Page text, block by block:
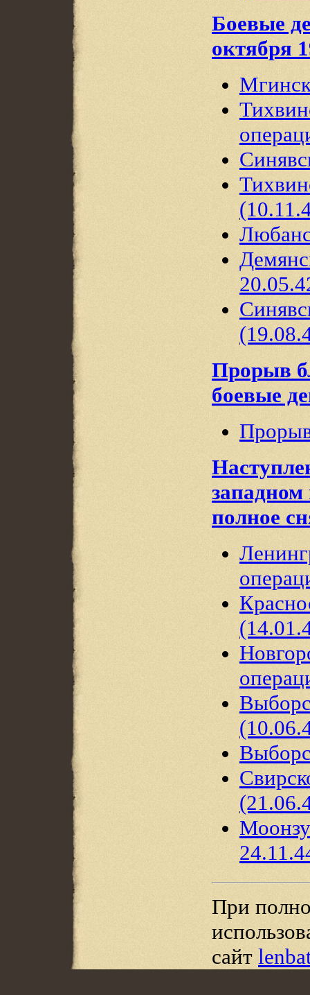
Боевые
октября
Прорыв
боевые
западном
полное
При
сайт